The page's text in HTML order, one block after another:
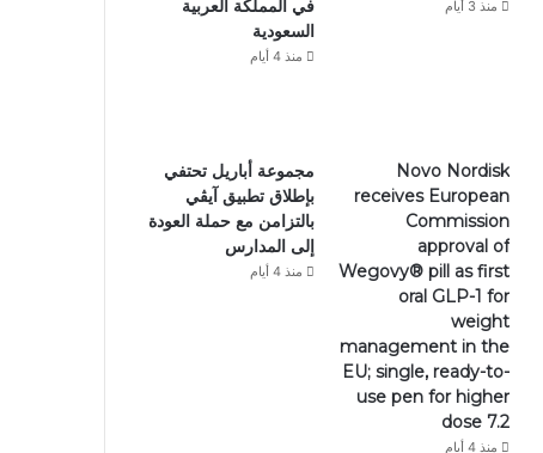
منذ 3 أيام
في المملكة العربية
السعودية
منذ 4 أيام
Novo Nordisk
receives European
Commission
approval of
Wegovy®️ pill as first
oral GLP-1 for
weight
management in the
EU; single, ready-to-
use pen for higher
dose 7.2
منذ 4 أيام
مجموعة أباريل تحتفي
بإطلاق تطبيق آيڤي
بالتزامن مع حملة العودة
إلى المدارس
منذ 4 أيام